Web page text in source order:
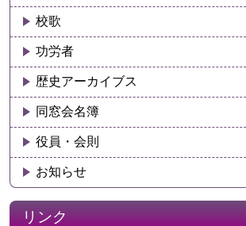
校歌
功労者
歴史アーカイブス
同窓会名簿
役員・会則
お知らせ
リンク